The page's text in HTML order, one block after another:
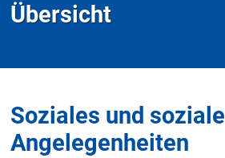
Übersicht
Soziales und soziale
Angelegenheiten